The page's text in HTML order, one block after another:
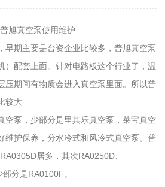
旭真空泵使用维护
早期主要是台资企业比较多，普旭真空泵
）配套上面。针对电路板这个行业了，温
压期间有物质会进入真空泵里面。所以普
较大
空泵，少部分是里其乐真空泵，莱宝真空
维护保养，分水冷式和风冷式真空泵。普
居多，其次RA0250D、
分是RA0100F。